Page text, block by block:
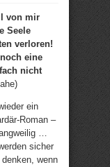
von mir
Seele
verloren!
eine
nicht
ein
Roman –
…
sicher
wenn